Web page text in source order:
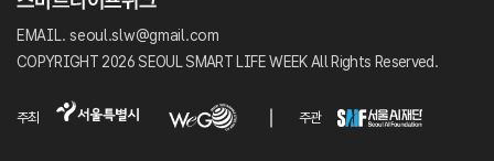
EMAIL. seoul.slw@gmail.com
COPYRIGHT 2026 SEOUL SMART LIFE WEEK All Rights Reserved.
주최 주관